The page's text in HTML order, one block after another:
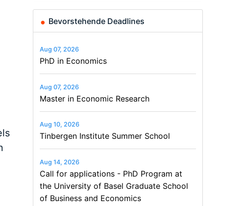
Bevorstehende Deadlines
Aug 07, 2026
PhD in Economics
Aug 07, 2026
Master in Economic Research
Aug 10, 2026
Tinbergen Institute Summer School
Aug 14, 2026
Call for applications - PhD Program at
the University of Basel Graduate School
of Business and Economics